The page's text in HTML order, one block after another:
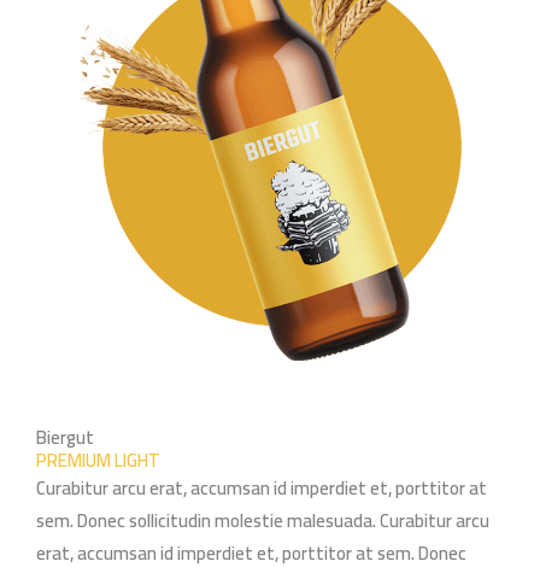
Biergut
PREMIUM LIGHT
Curabitur arcu erat, accumsan id imperdiet et, porttitor at
sem. Donec sollicitudin molestie malesuada. Curabitur arcu
erat, accumsan id imperdiet et, porttitor at sem. Donec